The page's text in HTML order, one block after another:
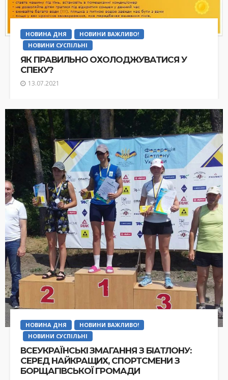
НОВИНА ДНЯ
НОВИНИ ВАЖЛИВО!
НОВИНИ СУСПІЛЬНІ
ЯК ПРАВИЛЬНО ОХОЛОДЖУВАТИСЯ У
СПЕКУ?
13.07.2021
НОВИНА ДНЯ
НОВИНИ ВАЖЛИВО!
НОВИНИ СУСПІЛЬНІ
ВСЕУКРАЇНСЬКІ ЗМАГАННЯ З БІАТЛОНУ:
СЕРЕД НАЙКРАЩИХ, СПОРТСМЕНИ З
БОРЩАГІВСЬКОЇ ГРОМАДИ